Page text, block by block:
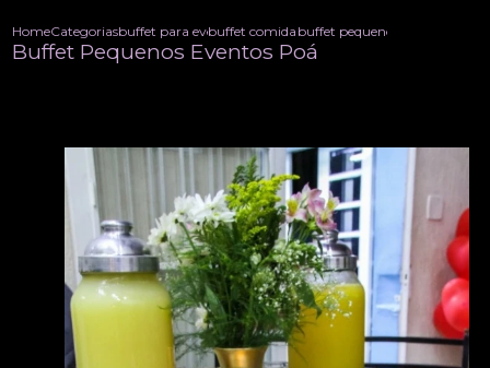
HomeCategoriasbuffet para eventosbuffet comida para eventosbuffet pequenos eventos poa
Buffet Pequenos Eventos Poá